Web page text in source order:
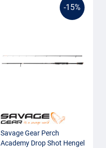
-15%
Savage Gear Perch
Academy Drop Shot Hengel